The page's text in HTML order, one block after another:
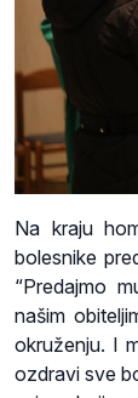
Na kraju
bolesnike
“Predajmo
našim
okruženju. I
ozdravi sve